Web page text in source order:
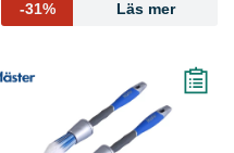
-31% Läs mer